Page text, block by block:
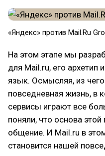
«Яндекс» против Mail.Ru
На этом этапе мы
для Mail.ru, его архетип
язык. Осмысляя, из
повседневная жизнь, в
сервисы играют все
поняли, что основа
общение. И Mail.ru в
становится нашей